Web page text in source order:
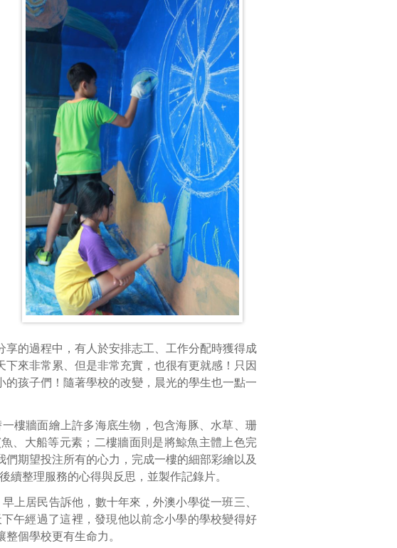
的過程中，有人於安排志工、工作分配時獲得成
來非常累、但是非常充實，也很有更就感！只因
孩子們！隨著學校的改變，晨光的學生也一點一
樓牆面繪上許多海底生物，包含海豚、水草、珊
、大船等元素；二樓牆面則是將鯨魚主體上色完
期望投注所有的心力，完成一樓的細部彩繪以及
續整理服務的心得與反思，並製作記錄片。
上居民告訴他，數十年來，外澳小學從一班三、
午經過了這裡，發現他以前念小學的學校變得好
個學校更有生命力。